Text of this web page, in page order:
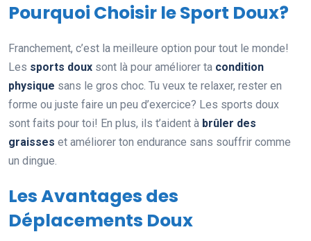
Pourquoi Choisir le Sport Doux?
Franchement, c’est la meilleure option pour tout le monde!
Les sports doux sont là pour améliorer ta condition
physique sans le gros choc. Tu veux te relaxer, rester en
forme ou juste faire un peu d’exercice? Les sports doux
sont faits pour toi! En plus, ils t’aident à brûler des
graisses et améliorer ton endurance sans souffrir comme
un dingue.
Les Avantages des
Déplacements Doux